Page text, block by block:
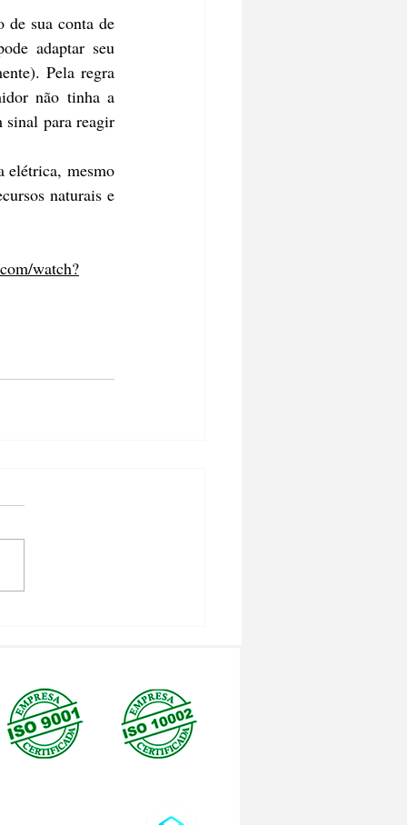
de sua conta de
adaptar seu
Pela regra
não tinha a
sinal para reagir
elétrica, mesmo
naturais e
watch?